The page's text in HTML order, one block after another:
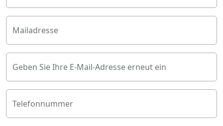
Mailadresse
Geben Sie Ihre E-Mail-Adresse erneut ein
Telefonnummer